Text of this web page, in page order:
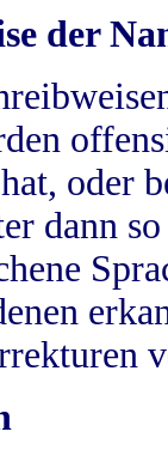
der
oder
dann